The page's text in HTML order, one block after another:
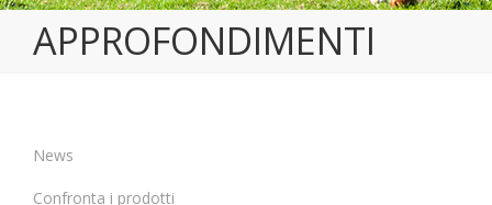
APPROFONDIMENTI
News
Confronta i prodotti